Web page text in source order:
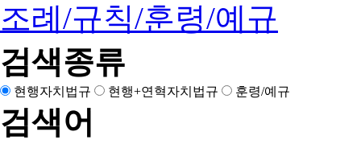
조례/규칙/훈령/예규
검색종류
현행자치법규 현행+연혁자치법규 훈령/예규
검색어